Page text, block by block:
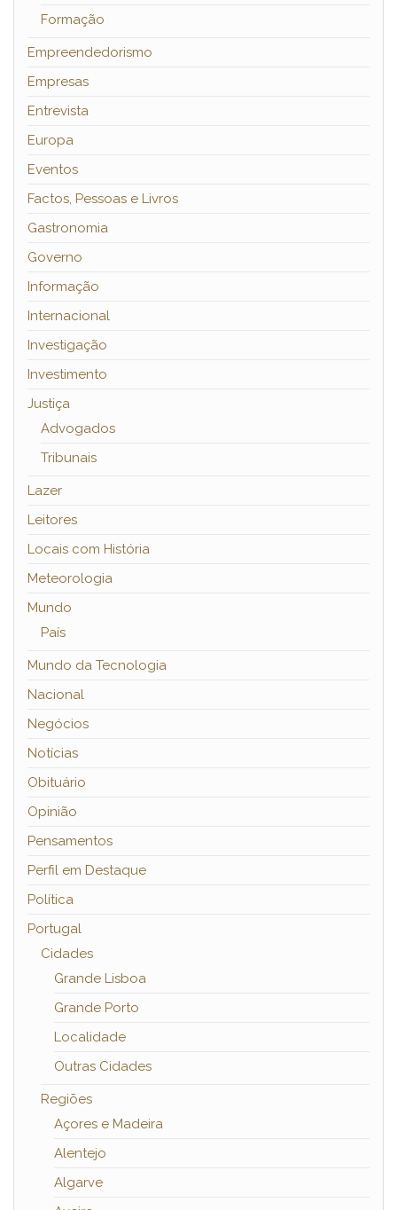
Formação
Empreendedorismo
Empresas
Entrevista
Europa
Eventos
Factos, Pessoas e Livros
Gastronomia
Governo
Informação
Internacional
Investigação
Investimento
Justiça
Advogados
Tribunais
Lazer
Leitores
Locais com História
Meteorologia
Mundo
País
Mundo da Tecnologia
Nacional
Negócios
Notícias
Obituário
Opinião
Pensamentos
Perfil em Destaque
Política
Portugal
Cidades
Grande Lisboa
Grande Porto
Localidade
Outras Cidades
Regiões
Açores e Madeira
Alentejo
Algarve